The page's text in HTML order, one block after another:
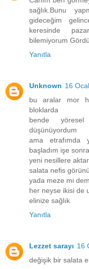
sağlık.Bunu
gideceğim
keresinde
bilemiyorum
Yanıtla
Unknown 16
bu aralar mor
bloklarda
bende
düşünüyordum
ama etrafımda
başladım işe
yeni nesillere
salata nefis
yada meze mi
her neyse ikisi de
elinize sağlık
Yanıtla
Lezzet sarayı 16
değişik bir salata